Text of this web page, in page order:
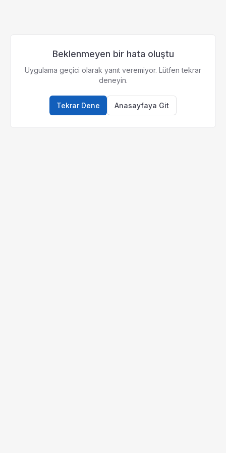
Beklenmeyen bir hata oluştu
Uygulama geçici olarak yanıt veremiyor. Lütfen tekrar
deneyin.
Tekrar Dene Anasayfaya Git